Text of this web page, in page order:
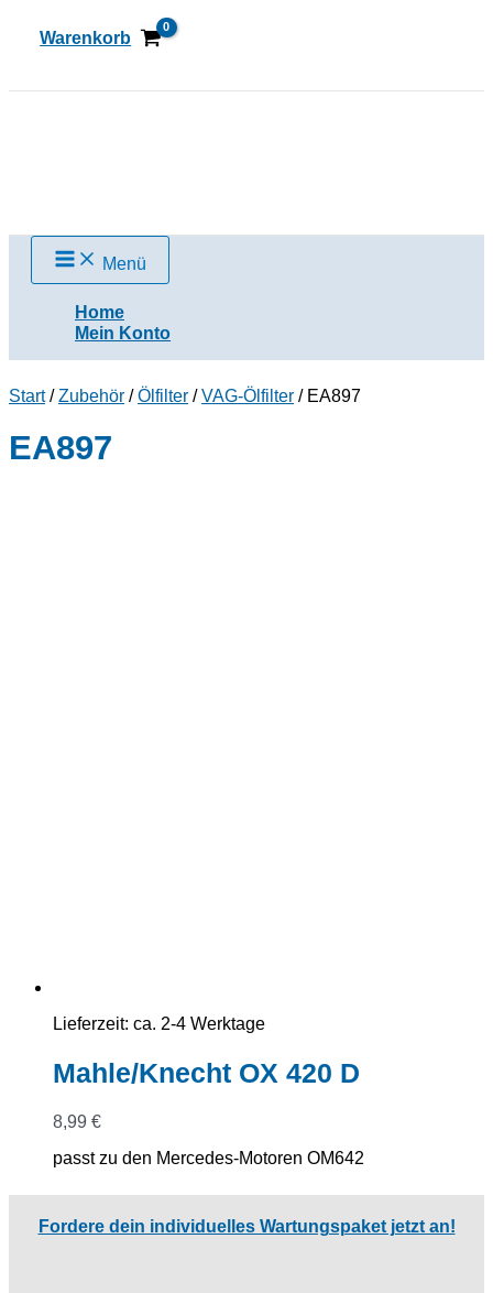
InhaltWarenkorb
Menü
Home
Mein Konto
Start/Zubehör /Ölfilter /VAG-Ölfilter / EA897
EA897
Lieferzeit: ca. 2-4 Werktage
Mahle/Knecht OX 420 D
8,99 €
passt zu den Mercedes-Motoren OM642
Fordere dein individuelles Wartungspaket jetzt an!